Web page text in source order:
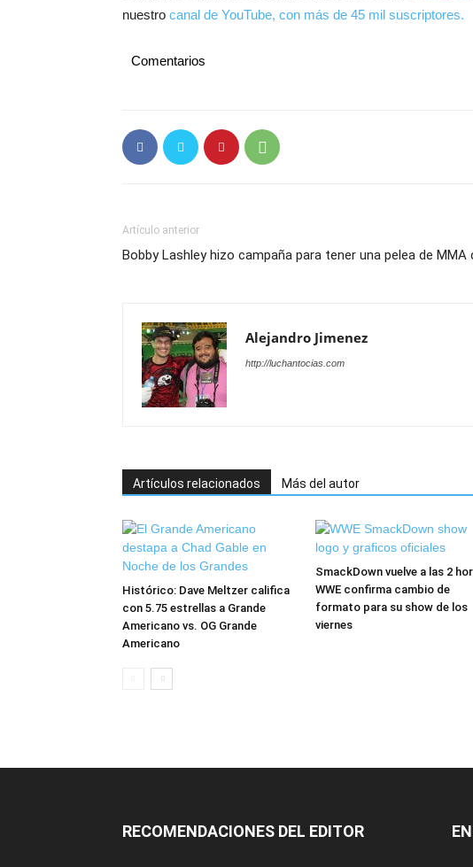
nuestro canal de YouTube, con más de 45 mil suscriptores.
Comentarios
Artículo anterior
Bobby Lashley hizo campaña para tener una pelea de
Alejandro Jimenez
http://luchantocias.com
Artículos relacionados Más del autor
Histórico: Dave Meltzer califica
con 5.75 estrellas a Grande
Americano vs. OG Grande
Americano
SmackDown vuelve a las 2
WWE confirma cambio de
formato para su show de los
viernes
RECOMENDACIONES DEL EDITOR